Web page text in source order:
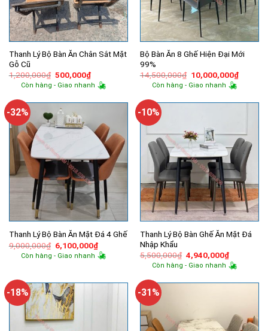
Thanh Lý Bộ Bàn Ăn Chân Sắt Mặt
Gỗ Cũ
1,200,000₫ Giá
gốc
là:
500,000₫Giá
hiện
tại
500,000₫.
Còn hàng - Giao nhanh
Bộ Bàn Ăn 8 Ghế Hiện Đại Mới
99%
14,500,000₫ Giá
gốc
là:
10,000,000₫Giá
hiện
Còn hàng - Giao nhanh
-32%
Thanh Lý Bộ Bàn Ăn Mặt Đá 4 Ghế
9,000,000₫ Giá
gốc
là:
6,100,000₫Giá
hiện
tại
Còn hàng - Giao nhanh
-10%
Thanh Lý Bộ Bàn Ghế Ăn Mặt Đá
Nhập Khẩu
5,500,000₫ Giá
gốc
là:
4,940,000₫Giá
hiện
tại
Còn hàng - Giao nhanh
-18% -31%